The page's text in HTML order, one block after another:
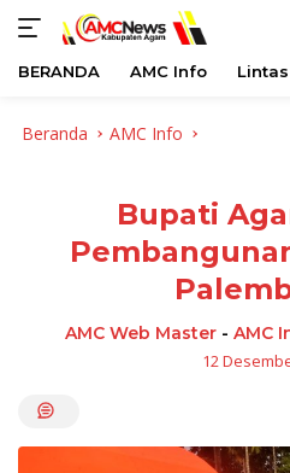
BERANDA AMC Info Lintas
Beranda AMC Info
Bupati
AMC Web Master- AMC
12